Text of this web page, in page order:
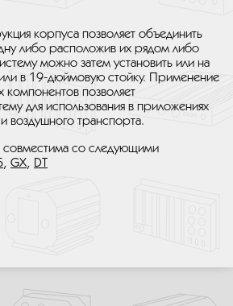
корпуса позволяет объединить
либо расположив их рядом либо
можно затем установить или на
в 19-дюймовую стойку. Применение
компонентов позволяет
для использования в приложениях
воздушного транспорта.
совместима со следующими
, GX, DT